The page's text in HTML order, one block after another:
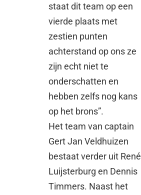
staat dit team op een
vierde plaats met
zestien punten
achterstand op ons ze
zijn echt niet te
onderschatten en
hebben zelfs nog kans
op het brons”.
Het team van captain
Gert Jan Veldhuizen
bestaat verder uit René
Luijsterburg en Dennis
Timmers. Naast het